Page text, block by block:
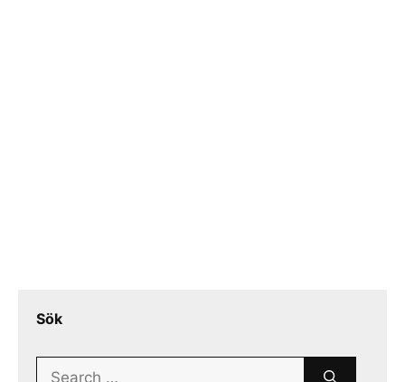
Sök
Search